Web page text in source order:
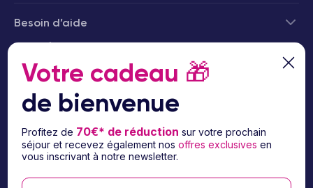
Besoin d’aide
Paiement sécurisé
Votre cadeau 🎁
de bienvenue
Profitez de 70€* de réduction sur votre prochain
séjour et recevez également nosoffres exclusives en
vous inscrivant à notre newsletter.